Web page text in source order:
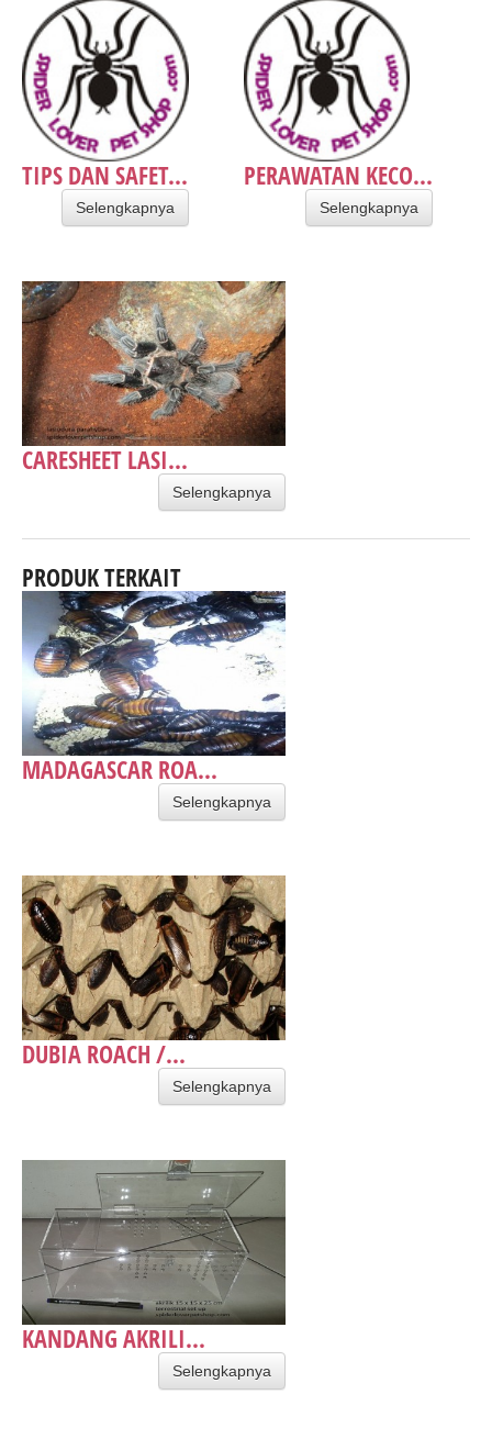
TIPS DAN SAFET...
Selengkapnya
PERAWATAN KECO...
Selengkapnya
CARESHEET LASI...
Selengkapnya
PRODUK TERKAIT
MADAGASCAR ROA...
Selengkapnya
DUBIA ROACH /...
Selengkapnya
KANDANG AKRILI...
Selengkapnya